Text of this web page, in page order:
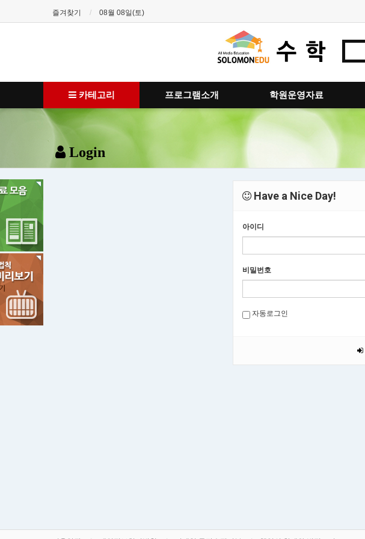
즐겨찾기 08월 08일(토)
카테고리 프로그램소개 학원운영자료
Login
Have a Nice Day!
아이디
비밀번호
자동로그인